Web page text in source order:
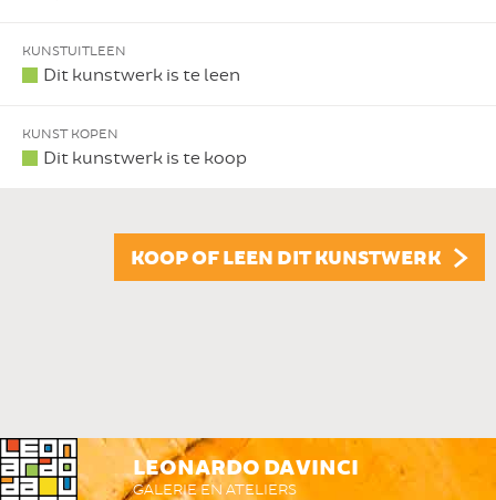
KUNSTUITLEEN
Dit kunstwerk is te leen
KUNST KOPEN
Dit kunstwerk is te koop
KOOP OF LEEN DIT KUNSTWERK
LEONARDO DA VINCI
GALERIE EN ATELIERS